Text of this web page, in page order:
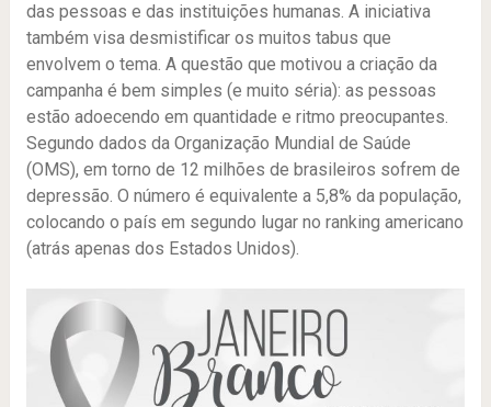
das pessoas e das instituições humanas. A iniciativa
também visa desmistificar os muitos tabus que
envolvem o tema. A questão que motivou a criação da
campanha é bem simples (e muito séria): as pessoas
estão adoecendo em quantidade e ritmo preocupantes.
Segundo dados da Organização Mundial de Saúde
(OMS), em torno de 12 milhões de brasileiros sofrem de
depressão. O número é equivalente a 5,8% da população,
colocando o país em segundo lugar no ranking americano
(atrás apenas dos Estados Unidos).